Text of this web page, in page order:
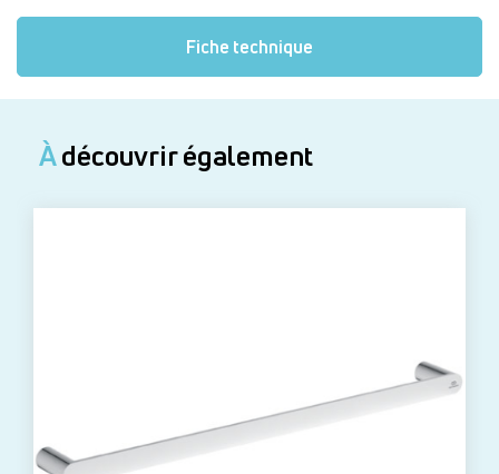
Fiche technique
Àdécouvrir également